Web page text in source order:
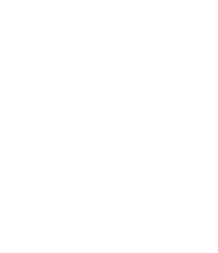
นผู้ดำเนินรายการ โดย
ปพลิเคชั่น ZOOM จำนวน
น 200 คน จาก 50
ำเทคโนโลยีนี้ มาใช้ในการ
รปฏิบัติงานในช่วงที่ โค